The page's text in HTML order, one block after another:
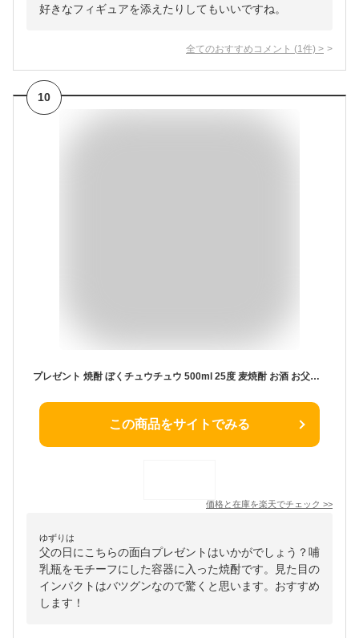
好きなフィギュアを添えたりしてもいいですね。
全てのおすすめコメント (1 件) >
10
プレゼント 焼酎 ぼくチュウチュウ 500ml 25度 麦焼酎 お酒 お父さん 誕生日 御祝い お祝い 葬式 法事 仏事 おもしろ プレゼント 哺乳瓶 お酒 【RCP】 結婚式 両親 父 男性 母 女性 誕生日プレゼント お酒 ギフト 焼酎 ギフト 父の日 お酒 パーティー イベント
この商品をサイトでみる
価格と在庫を楽天でチェック >>
ゆずりは
父の日にこちらの面白プレゼントはいかがでしょう？哺
乳瓶をモチーフにした容器に入った焼酎です。見た目の
インパクトはバツグンなので驚くと思います。おすすめ
します！